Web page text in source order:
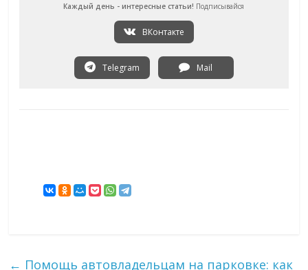
Каждый день - интересные статьи! Подписывайся
ВКонтакте
Telegram Mail
← Помощь автовладельцам на парковке: как